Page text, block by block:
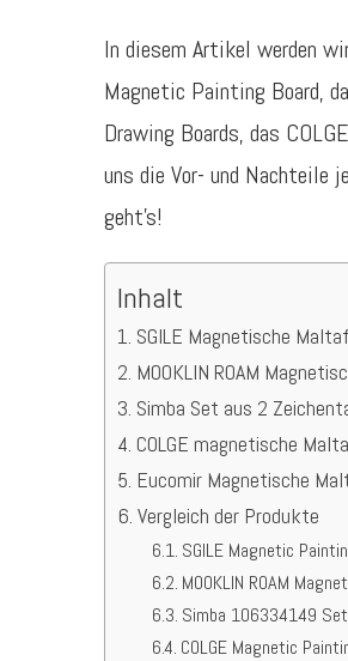
In diesem Artikel werden
Magnetic Painting Board,
Drawing Boards, das
uns die Vor- und Nachteile
geht’s!
Inhalt
SGILE Magnetische
MOOKLIN ROAM
Simba Set aus 2
COLGE magnetische
Eucomir Magnetische
Vergleich der Produkte
SGILE Magnetic
MOOKLIN ROAM
Simba 106334149
COLGE Magnetic